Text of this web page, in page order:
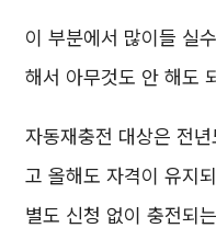
이 부분에서 많이들 실
해서 아무것도 안 해도
자동재충전 대상은 전
고 올해도 자격이 유지
별도 신청 없이 충전되